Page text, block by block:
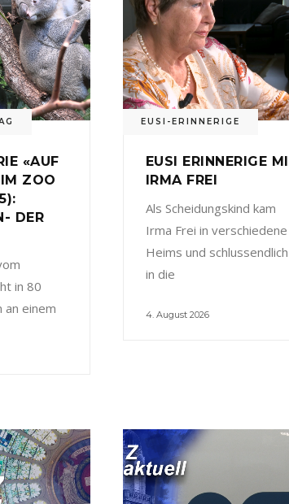
«AUF
ZOO
DER
in 80
an einem
EUSI-ERINNERIGE
EUSI ERINNERIGE
IRMA FREI
Als Scheidungskind kam
Irma Frei in verschiedene
Heims und schlussendlich
in die
4. August 2026